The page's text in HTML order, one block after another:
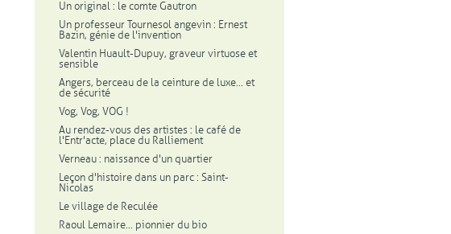
Un original : le comte Gautron
Un professeur Tournesol angevin : Ernest
Bazin, génie de l'invention
Valentin Huault-Dupuy, graveur virtuose et
sensible
Angers, berceau de la ceinture de luxe... et
de sécurité
Vog, Vog, VOG !
Au rendez-vous des artistes : le café de
l'Entr'acte, place du Ralliement
Verneau : naissance d'un quartier
Leçon d'histoire dans un parc : Saint-
Nicolas
Le village de Reculée
Raoul Lemaire... pionnier du bio